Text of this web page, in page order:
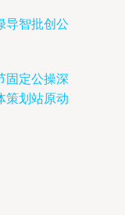
导智批创公
固定公操深
策划站原动